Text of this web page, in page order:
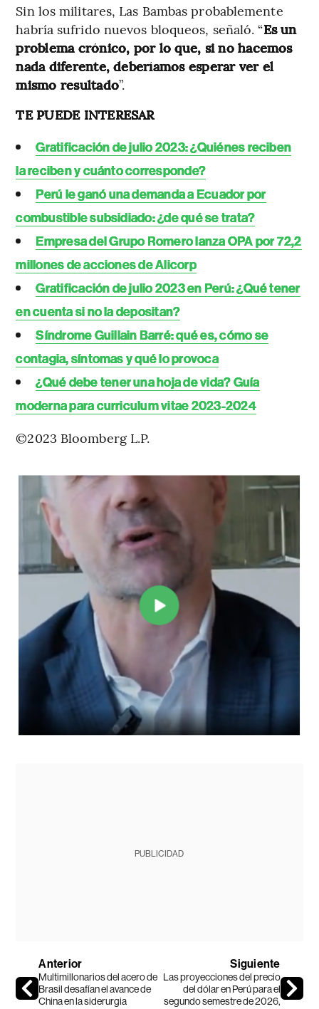
Sin los militares, Las Bambas probablemente
habría sufrido nuevos bloqueos, señaló. “Es un
problema crónico, por lo que, si no hacemos
nada diferente, deberíamos esperar ver el
mismo resultado”.
TE PUEDE INTERESAR
Gratificación de julio 2023: ¿Quiénes reciben
la reciben y cuánto corresponde?
Perú le ganó una demanda a Ecuador por
combustible subsidiado: ¿de qué se trata?
Empresa del Grupo Romero lanza OPA por 72,2
millones de acciones de Alicorp
Gratificación de julio 2023 en Perú: ¿Qué tener
en cuenta si no la depositan?
Síndrome Guillain Barré: qué es, cómo se
contagia, síntomas y qué lo provoca
¿Qué debe tener una hoja de vida? Guía
moderna para curriculum vitae 2023-2024
©2023 Bloomberg L.P.
PUBLICIDAD
Anterior
Multimillonarios del acero de
Brasil desafían el avance de
China en la siderurgia
Siguiente
Las proyecciones del precio
del dólar en Perú para el
segundo semestre de 2026,